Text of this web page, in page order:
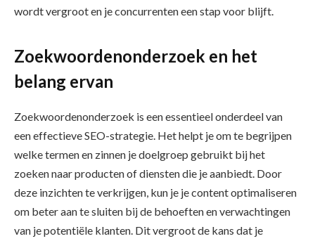
wordt vergroot en je concurrenten een stap voor blijft.
Zoekwoordenonderzoek en het
belang ervan
Zoekwoordenonderzoek is een essentieel onderdeel van
een effectieve SEO-strategie. Het helpt je om te begrijpen
welke termen en zinnen je doelgroep gebruikt bij het
zoeken naar producten of diensten die je aanbiedt. Door
deze inzichten te verkrijgen, kun je je content optimaliseren
om beter aan te sluiten bij de behoeften en verwachtingen
van je potentiële klanten. Dit vergroot de kans dat je